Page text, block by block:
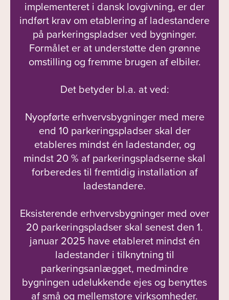
implementeret i dansk lovgivning, er der
indført krav om etablering af ladestandere
på parkeringspladser ved bygninger.
Formålet er at understøtte den grønne
omstilling og fremme brugen af elbiler.
Det betyder bl.a. at ved:
Nyopførte erhvervsbygninger med mere
end 10 parkeringspladser skal der
etableres mindst én ladestander, og
mindst 20 % af parkeringspladserne skal
forberedes til fremtidig installation af
ladestandere.
Eksisterende erhvervsbygninger med over
20 parkeringspladser skal senest den 1.
januar 2025 have etableret mindst én
ladestander i tilknytning til
parkeringsanlægget, medmindre
bygningen udelukkende ejes og benyttes
af små og mellemstore virksomheder.